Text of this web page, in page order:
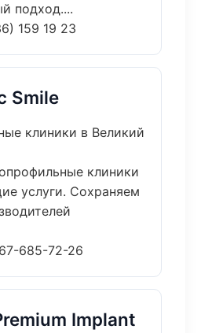
подход....
159 19 23
Smile
клиники в Великий
клиники
услуги. Сохраняем
685-72-26
Implant